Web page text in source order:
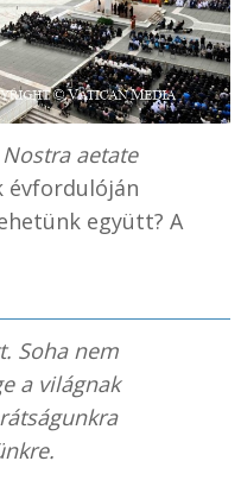
Nostra aetate
évfordulóján
együtt? A
Soha nem
a világnak